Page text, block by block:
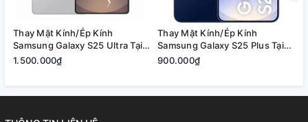
Vì sao chọn A1368?
Ép kính nhanh chóng, lấy liền 1–2 tiếng
Không sửa không mất phí
📍 Địa chỉ: 27 Nguyễn Tuyển, Bình Trưng Tây, TP. Thủ Đức
Thay Mặt Kính/Ép Kính
Samsung Galaxy S25 Ultra Tại
Quận 2, Tp. Thủ Đức | Bảo
1.500.000₫
Thay Mặt Kính/Ép Kính
Samsung Galaxy S25 Plus Tại
Quận 2, Tp. Thủ Đức | Bảo
900.000₫